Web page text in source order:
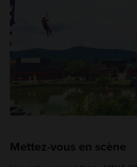
Mettez-vous en scène